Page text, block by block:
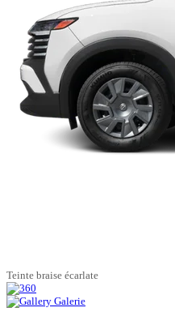
Teinte braise écarlate
Galerie